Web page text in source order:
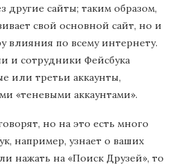
другие сайты; таким образом,
свой основной сайт, но и
влияния по всему интернету.
и сотрудники Фейсбука
или третьи аккаунты,
«теневыми аккаунтами».
но на это есть много
например, узнает о ваших
нажать на «Поиск Друзей», то